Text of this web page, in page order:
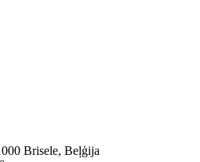
Brisele, Beļģija